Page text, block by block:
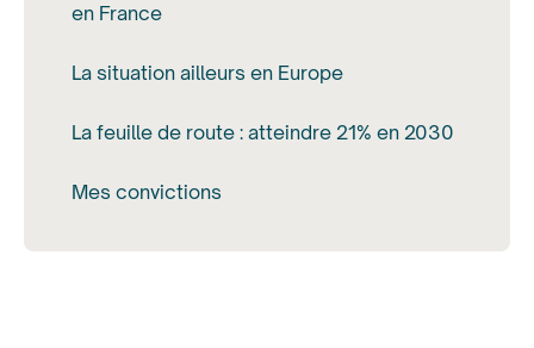
en France
La situation ailleurs en Europe
La feuille de route : atteindre 21% en 2030
Mes convictions